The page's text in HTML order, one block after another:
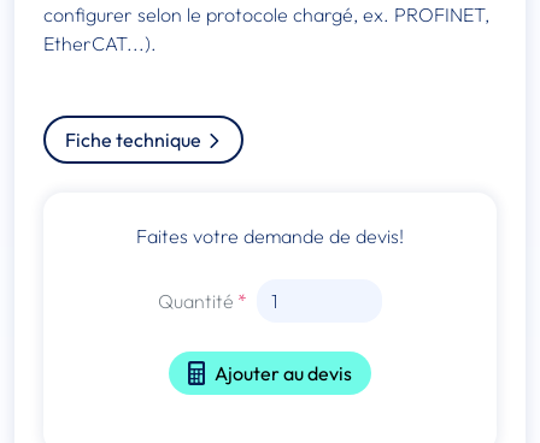
configurer selon le protocole chargé, ex. PROFINET,
EtherCAT...).
Fiche technique
Faites votre demande de devis!
Quantité
Ajouter au devis